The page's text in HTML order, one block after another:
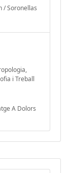
/ Soronellas
i Treball
A Dolors